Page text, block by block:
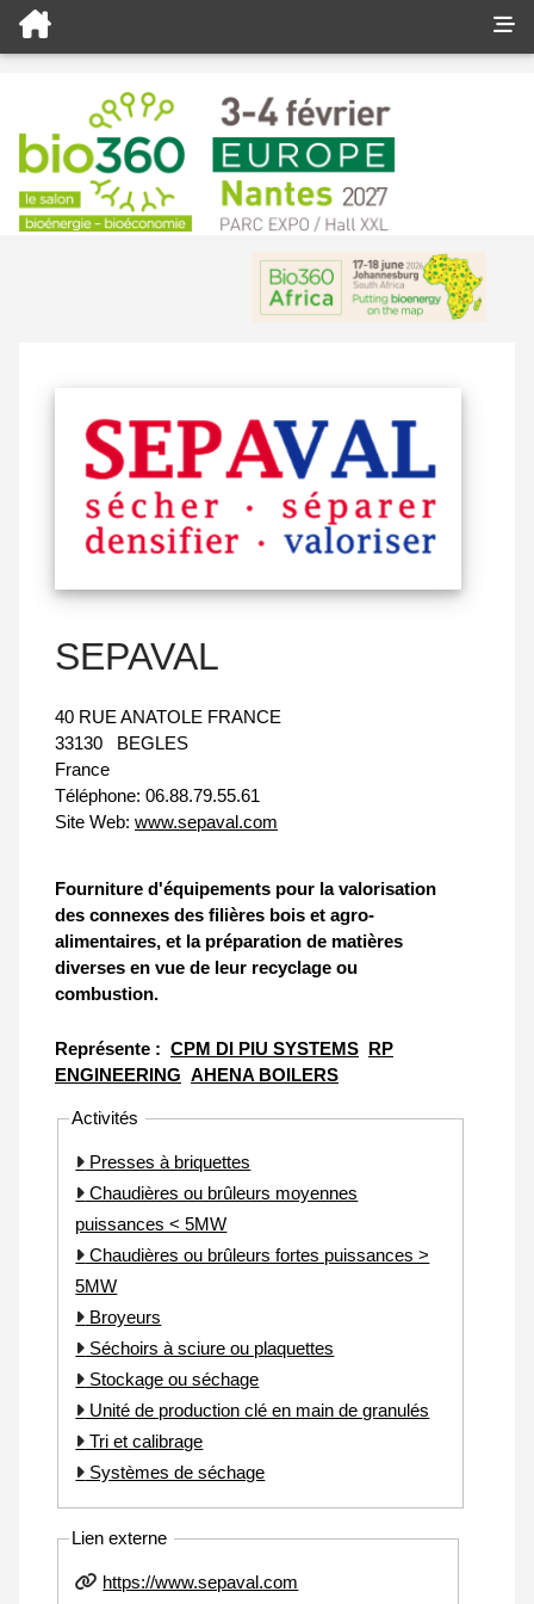
SEPAVAL
40 RUE ANATOLE FRANCE
33130
BEGLES
France
Téléphone: 06.88.79.55.61
Site Web: www.sepaval.com
Fourniture d'équipements pour la valorisation
des connexes des filières bois et agro-
alimentaires, et la préparation de matières
diverses en vue de leur recyclage ou
combustion.
Représente : CPM DI PIU SYSTEMS RP
ENGINEERING AHENA BOILERS
Activités
Presses à briquettes
Chaudières ou brûleurs moyennes
puissances < 5MW
Chaudières ou brûleurs fortes puissances >
5MW
Broyeurs
Séchoirs à sciure ou plaquettes
Stockage ou séchage
Unité de production clé en main de granulés
Tri et calibrage
Systèmes de séchage
Lien externe
https://www.sepaval.com